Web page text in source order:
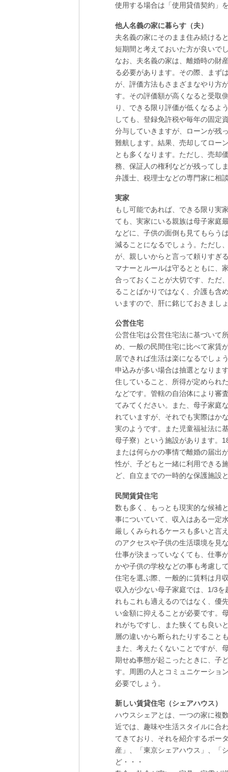
使用する場合は「使用貸借契約」
他人名義の家に暮らす（夫）
夫名義の家にそのまま住み続ける
短期間と考えておいた方が良いで
なお、夫名義の家は、離婚時の財
る必要があります。その際、まず
が、評価方法もさまざまなやり方
す。その評価額が高くなると受取
り、できる限り評価が低くなるよ
しても、登録免許税や毎年の固定
分与していきますが、ローンが残
難航します。結果、売却してロー
とも多くなります。ただし、売却
務、保証人の権利などが残ってし
弁護士、税理士などの専門家に相
実家
もし可能であれば、できる限り実
ても、実家にいる親族は母子家庭
などに、子供の面倒も見てもらう
減ることになるでしょう。ただし
が、親しいからと言って頼りすぎ
マナーとルールは守るとともに、
合っておくことが大切です、ただ
ることばかりではなく、介護も含
いますので、肝に銘じておきまし
公営住宅
公営住宅は公営住宅法に基づいて
め、一般の民間住宅に比べて家賃
居できれば生活は楽になるでしょ
申込みが多い場合は抽選となりま
住していること、所得が定められ
などです。管轄の自治体により審
てみてください。また、母子家庭
れていますが、それでも実際はか
実のようです。また児童福祉法に
母子寮）という施設があります。
または何らかの事情で離婚の届出
性が、子どもと一緒に利用できる
ど、自立までの一時的な保護施設
民間賃貸住宅
数も多く、もっとも現実的な候補
事についていて、収入はある一定
厳しくみられるケースも多いと言
のアクセスや子供の生活環境を見
仕事が決まっていなくても、仕事
かや子供の学校などの事も考慮し
住宅を選ぶ際、一般的に賃料は月
収入が少ない母子家庭では、1/3
れもこれも適えるのではなく、優
い金額に抑えることが必要です。
れがちですし、また狭くても良い
層の違いから断られたりすること
また、考えたくないことですが、
期せぬ事態が起こったときに、子
す。周囲の人とコミュニケーショ
必要でしょう。
新しい賃貸住宅（シェアハウス）
ハウスシェアとは、一つの家に複
近では、趣味や生活スタイルに合
てきており、それを紹介するポー
産」、「東京シェアハウス」、「
ど・・・